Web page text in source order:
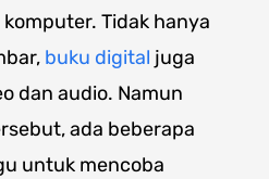
komputer. Tidak hanya
buku digital juga
dan audio. Namun
ada beberapa
untuk mencoba